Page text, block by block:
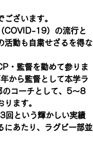
ざいます。
COVID-19）の流行と
活動も自粛せざるを得な
・監督を勤めて参りま
から監督として本学ラ
のコーチとして、5～8
ます。
回という輝かしい実績
にあたり、ラグビー部並